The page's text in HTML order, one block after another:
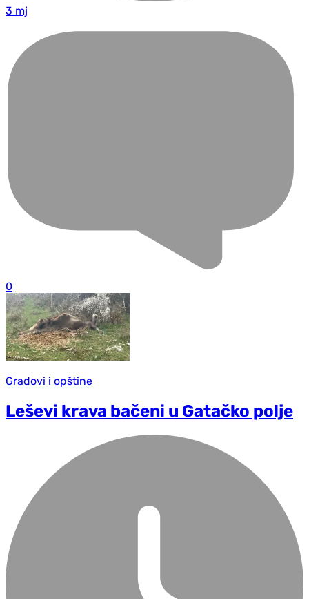
3 mj
0
Gradovi i opštine
Leševi krava bačeni u Gatačko polje